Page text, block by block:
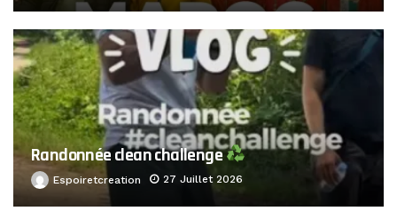
Randonnée clean challenge
Espoiretcreation 27 Juillet 2026